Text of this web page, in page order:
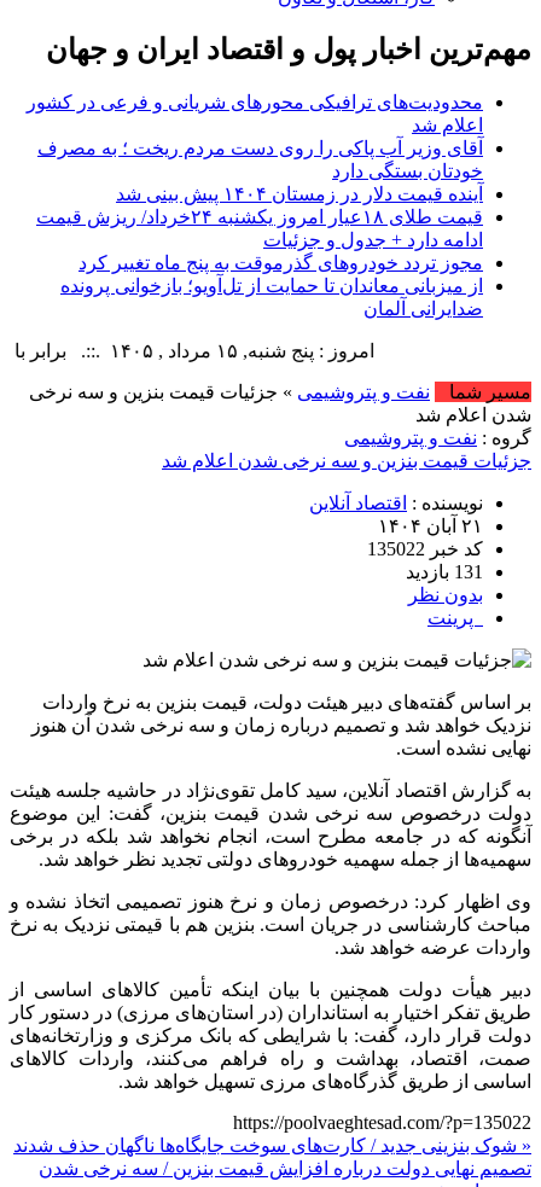
مهم‌ترین اخبار پول و اقتصاد ایران و جهان
محدودیت‌های ترافیکی محورهای شریانی و فرعی در کشور
اعلام شد
آقای وزیر آب پاکی را روی دست مردم ریخت ؛ به مصرف
خودتان بستگی دارد
آینده قیمت دلار در زمستان ۱۴۰۴ پیش بینی شد
قیمت طلای ۱۸عیار امروز یکشنبه ۲۴خرداد/ ریزش قیمت
ادامه دارد + جدول و جزئیات
مجوز تردد خودروهای گذرموقت به پنج ماه تغییر کرد
از میزبانی معاندان تا حمایت از تل‌آویو؛ بازخوانی پرونده
ضدایرانی آلمان
امروز : پنج شنبه, ۱۵ مرداد , ۱۴۰۵ .::. برابر با : Thursday, 6 August , 2026 .::. اخبار منتشر شده : 20 خبر
مسیر شما
نفت و پتروشیمی » جزئیات قیمت بنزین و سه نرخی
شدن اعلام شد
گروه : نفت و پتروشیمی
جزئیات قیمت بنزین و سه نرخی شدن اعلام شد
نویسنده : اقتصاد آنلاین
۲۱ آبان ۱۴۰۴
کد خبر 135022
131 بازدید
بدون نظر
پرینت
بر اساس گفته‌های دبیر هیئت دولت، قیمت بنزین به نرخ واردات
نزدیک خواهد شد و تصمیم درباره زمان و سه نرخی شدن آن هنوز
نهایی نشده است.
به گزارش اقتصاد آنلاین، سید کامل تقوی‌نژاد در حاشیه جلسه هیئت
دولت درخصوص سه نرخی شدن قیمت بنزین، گفت: این موضوع
آنگونه که در جامعه مطرح است، انجام نخواهد شد بلکه در برخی
سهمیه‌ها از جمله سهمیه خودرو‌های دولتی تجدید نظر خواهد شد.
وی اظهار کرد: درخصوص زمان و نرخ هنوز تصمیمی اتخاذ نشده و
مباحث کارشناسی در جریان است. بنزین هم با قیمتی نزدیک به نرخ
واردات عرضه خواهد شد.
دبیر هیأت دولت همچنین با بیان اینکه تأمین کالا‌های اساسی از
طریق تفکر اختیار به استانداران (در استان‌های مرزی) در دستور کار
دولت قرار دارد، گفت: با شرایطی که بانک مرکزی و وزارتخانه‌های
صمت، اقتصاد، بهداشت و راه فراهم می‌کنند، واردات کالا‌های
اساسی از طریق گذرگاه‌های مرزی تسهیل خواهد شد.
https://poolvaeghtesad.com/?p=135022
« شوک بنزینی جدید / کارت‌های سوخت جایگاه‌ها ناگهان حذف شدند
تصمیم نهایی دولت درباره افزایش قیمت بنزین / سه نرخی شدن